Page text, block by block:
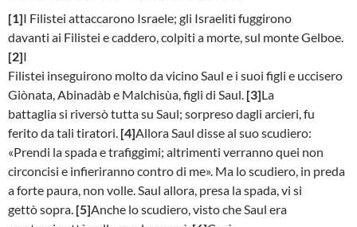
[1]I Filistei attaccarono Israele; gli Israeliti fuggirono
davanti ai Filistei e caddero, colpiti a morte, sul monte Gelboe.
[2]I
Filistei inseguirono molto da vicino Saul e i suoi figli e uccisero
Giònata, Abinadàb e Malchisùa, figli di Saul. [3]La
battaglia si riversò tutta su Saul; sorpreso dagli arcieri, fu
ferito da tali tiratori. [4]Allora Saul disse al suo scudiero:
«Prendi la spada e trafiggimi; altrimenti verranno quei non
circoncisi e infieriranno contro di me». Ma lo scudiero, in preda
a forte paura, non volle. Saul allora, presa la spada, vi si
gettò sopra. [5]Anche lo scudiero, visto che Saul era